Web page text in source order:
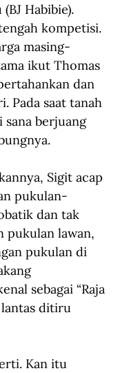
Habibie).
kompetisi.
masing-
ikut Thomas
dan
Pada saat tanah
berjuang
Sigit acap
pukulan-
dan tak
pukulan lawan,
pukulan di
sebagai “Raja
lantas ditiru
Kan itu